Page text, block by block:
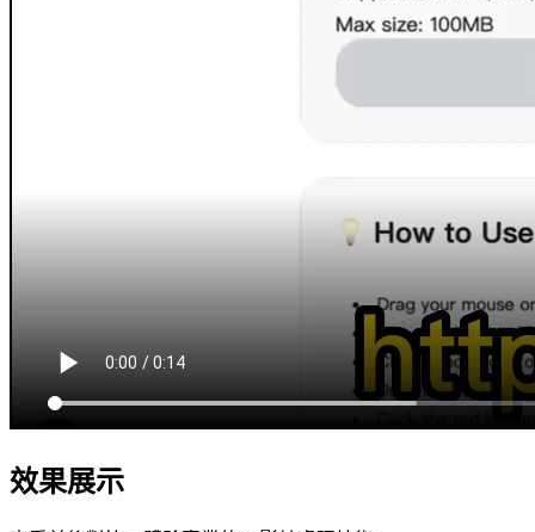
效果展示